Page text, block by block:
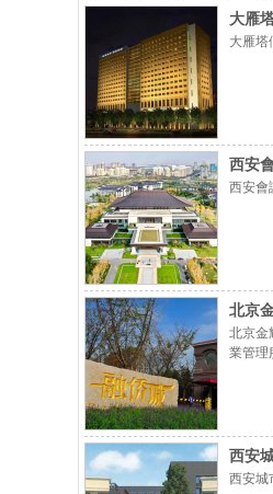
大雁
大雁塔
西安
西安會
北京
北京金
業管理
西安
西安城